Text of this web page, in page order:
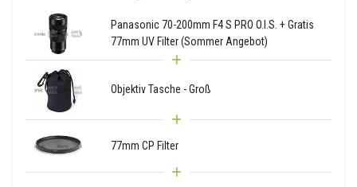
Panasonic 70-200mm F4 S PRO O.I.S. + Gratis
77mm UV Filter (Sommer Angebot)
Objektiv Tasche - Groß
77mm CP Filter